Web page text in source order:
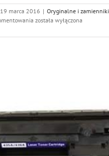
19 marca 2016 | Oryginalne i
Tonery
Drukarek
została wyłączona